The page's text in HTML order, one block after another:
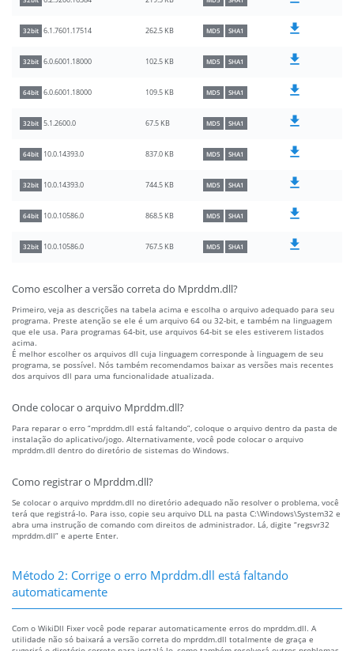
32bit 6.1.7601.17514 262.5 KB MD5 SHA1
32bit 6.0.6001.18000 102.5 KB MD5 SHA1
64bit 6.0.6001.18000 109.5 KB MD5 SHA1
32bit 5.1.2600.0 67.5 KB MD5 SHA1
64bit 10.0.14393.0 837.0 KB MD5 SHA1
32bit 10.0.14393.0 744.5 KB MD5 SHA1
64bit 10.0.10586.0 868.5 KB MD5 SHA1
32bit 10.0.10586.0 767.5 KB MD5 SHA1
Como escolher a versão correta do Mprddm.dll?
Primeiro, veja as descrições na tabela acima e escolha o arquivo adequado para seu
programa. Preste atenção se ele é um arquivo 64 ou 32-bit, e também na linguagem
que ele usa. Para programas 64-bit, use arquivos 64-bit se eles estiverem listados
acima.
É melhor escolher os arquivos dll cuja linguagem corresponde à linguagem de seu
programa, se possível. Nós também recomendamos baixar as versões mais recentes
dos arquivos dll para uma funcionalidade atualizada.
Onde colocar o arquivo Mprddm.dll?
Para reparar o erro “mprddm.dll está faltando”, coloque o arquivo dentro da pasta de
instalação do aplicativo/jogo. Alternativamente, você pode colocar o arquivo
mprddm.dll dentro do diretório de sistemas do Windows.
Como registrar o Mprddm.dll?
Se colocar o arquivo mprddm.dll no diretório adequado não resolver o problema, você
terá que registrá-lo. Para isso, copie seu arquivo DLL na pasta C:\Windows\System32 e
abra uma instrução de comando com direitos de administrador. Lá, digite “regsvr32
mprddm.dll” e aperte Enter.
Método 2: Corrige o erro Mprddm.dll está faltando
automaticamente
Com o WikiDll Fixer você pode reparar automaticamente erros do mprddm.dll. A
utilidade não só baixará a versão correta do mprddm.dll totalmente de graça e